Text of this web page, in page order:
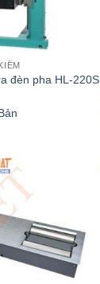
đèn pha HL-220S